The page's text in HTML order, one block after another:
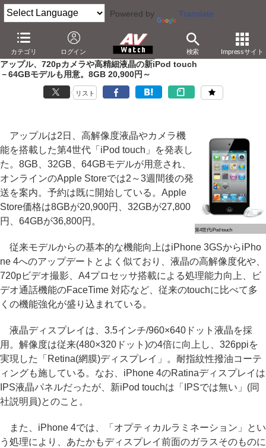
Powered by Translate
カテゴリ ログイン 検索 Impressサイト
AV Watch 製品 ポータブルオーディオ
iPod
アップル、720pカメラや高精細液晶の新iPod touch
－64GBモデルも用意。8GB 20,900円～
リスト
第4世代iPod touch
アップルは2日、高解像度液晶やカメラ機
能を搭載した第4世代「iPod touch」を発表し
た。8GB、32GB、64GBモデルが用意され、
オンラインのApple Storeでは2～3週間後の発
送を案内。予約は既に開始している。Apple
Store価格は8GBが20,900円、32GBが27,800
円、64GBが36,800円。
従来モデルからの基本的な機能向上はiPhone 3GSからiPho
ne 4へのアップデートとよく似ており、液晶の高解像度化や、
720pビデオ撮影、A4プロセッサ搭載による処理能力向上、ビ
デオ通話機能のFaceTime 対応など、従来のtouchに比べて多
くの機能強化が盛り込まれている。
液晶ディスプレイは、3.5インチ/960×640ドット液晶を採
用。解像度は従来(480×320ドット)の4倍に向上し、326ppiを
実現した「Retina(網膜)ディスプレイ」。耐指紋性撥油コーテ
ィングも施している。なお、iPhone 4のRatinaディスプレイは
IPS液晶パネルだったが、新iPod touchは「IPSでは無い」(同
社説明員)とのこと。
また、iPhone 4では、「オプティカルラミネーション」とい
う処理により、あたかもディスプレイ前面のガラスそのものに